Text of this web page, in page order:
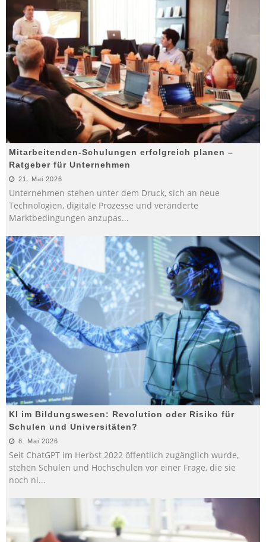
Mitarbeitenden-Schulungen erfolgreich planen –
Ratgeber für Unternehmen
21. Mai 2026
Unternehmen stehen unter dem Druck, sich an neue
Technologien, digitale Prozesse und veränderte
Marktbedingungen anzupas...
KI im Bildungswesen: Revolution oder Risiko für
Schulen und Universitäten?
8. Mai 2026
Seit ChatGPT im Herbst 2022 öffentlich zugänglich wurde,
stehen Schulen und Hochschulen vor einer Frage, die sie
noch ni...